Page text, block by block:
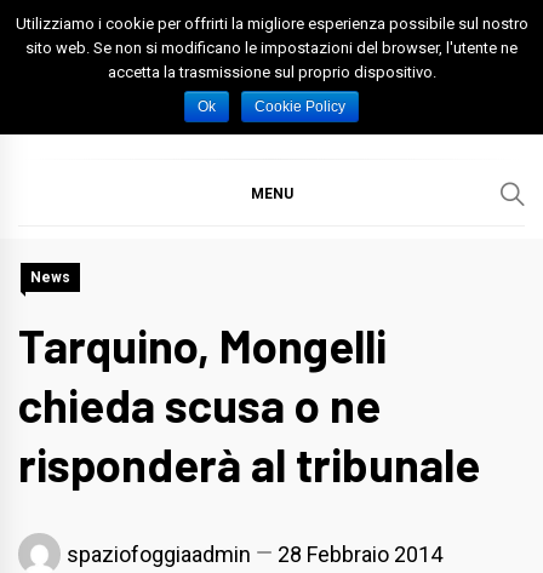
Skip
Spazio Foggia
Foggia News Calcio Eventi e Attività nella Capitanata
MENU
News
Tarquino, Mongelli
chieda scusa o ne
risponderà al tribunale
spaziofoggiaadmin 28 Febbraio 2014
Utilizziamo i cookie per offrirti la migliore esperienza possibile sul nostro
sito web. Se non si modificano le impostazioni del browser, l'utente ne
accetta la trasmissione sul proprio dispositivo.
Ok Cookie Policy